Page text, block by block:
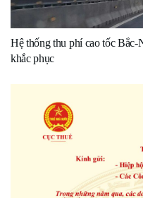
Hệ thống thu phí cao tốc Bắc-
khắc phục